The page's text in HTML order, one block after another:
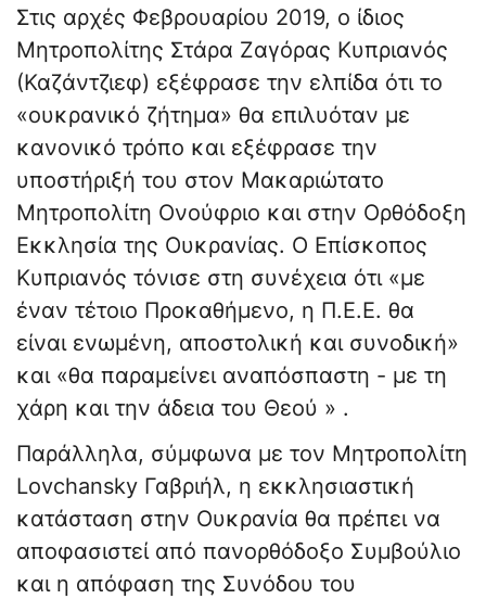
Στις αρχές Φεβρουαρίου 2019, ο ίδιος
Μητροπολίτης Στάρα Ζαγόρας Κυπριανός
(Καζάντζιεφ) εξέφρασε την ελπίδα ότι το
«ουκρανικό ζήτημα» θα επιλυόταν με
κανονικό τρόπο και εξέφρασε την
υποστήριξή του στον Μακαριώτατο
Μητροπολίτη Ονούφριο και στην Ορθόδοξη
Εκκλησία της Ουκρανίας. Ο Επίσκοπος
Κυπριανός τόνισε στη συνέχεια ότι «με
έναν τέτοιο Προκαθήμενο, η Π.Ε.Ε. θα
είναι ενωμένη, αποστολική και συνοδική»
και «θα παραμείνει αναπόσπαστη - με τη
χάρη και την άδεια του Θεού » .
Παράλληλα, σύμφωνα με τον Μητροπολίτη
Lovchansky Γαβριήλ, η εκκλησιαστική
κατάσταση στην Ουκρανία θα πρέπει να
αποφασιστεί από πανορθόδοξο Συμβούλιο
και η απόφαση της Συνόδου του